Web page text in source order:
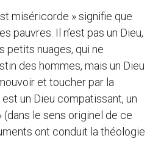
miséricorde » signifie que
pauvres. Il n’est pas un Dieu,
petits nuages, qui ne
des hommes, mais un Dieu
et toucher par la
un Dieu compatissant, un
le sens originel de ce
ont conduit la théologie